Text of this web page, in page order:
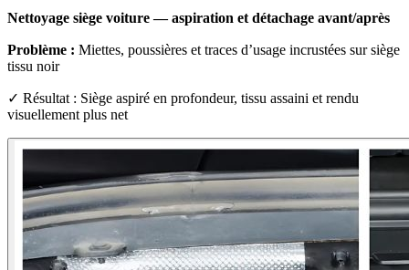
Nettoyage siège voiture — aspiration et détachage avant/après
Problème : Miettes, poussières et traces d’usage incrustées sur siège
tissu noir
✓ Résultat : Siège aspiré en profondeur, tissu assaini et rendu
visuellement plus net